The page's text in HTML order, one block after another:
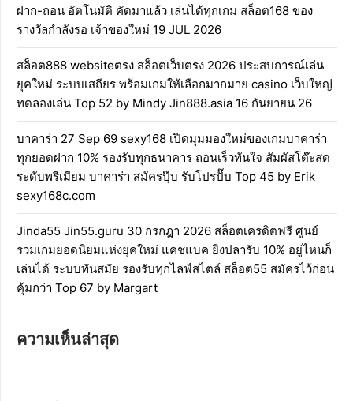
ฝาก-ถอน อัตโนมัติ คัดมาแล้ว เล่นได้ทุกเกม สล็อต168 ของ
รางวัลกำลังรอ เจ้าของใหม่ 19 JUL 2026
สล็อต888 websiteตรง สล็อตเว็บตรง 2026 ประสบการณ์เล่น
ยุคใหม่ ระบบเสถียร พร้อมเกมให้เลือกมากมาย casino เว็บใหญ่
ทดลองเล่น Top 52 by Mindy Jin888.asia 16 กันยายน 26
บาคาร่า 27 Sep 69 sexy168 เปิดมุมมองใหม่ของเกมบาคาร่า
ทุกยอดฝาก 10% รองรับทุกธนาคาร ถอนเร็วทันใจ สัมผัสโต๊ะสด
ระดับพรีเมียม บาคาร่า สมัครปุ๊บ รับโปรปั๊บ Top 45 by Erik
sexy168c.com
Jinda55 Jin55.guru 30 กรกฎา 2026 สล็อตเครดิตฟรี ศูนย์
รวมเกมยอดนิยมแห่งยุคใหม่ แคชแบค ยิงปลารับ 10% อยู่ไหนก็
เล่นได้ ระบบทันสมัย รองรับทุกไลฟ์สไตล์ สล็อต55 สมัครไว้ก่อน
คุ้มกว่า Top 67 by Margart
ความเห็นล่าสุด